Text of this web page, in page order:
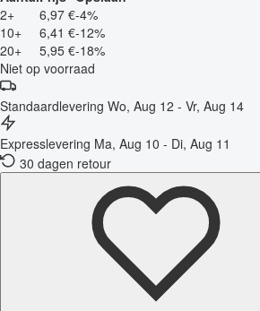
2+
6,97 €-4%
10+
6,41 €-12%
20+
5,95 €-18%
Niet op voorraad
Standaardlevering Wo, Aug 12 - Vr, Aug 14
Expresslevering Ma, Aug 10 - Di, Aug 11
30 dagen retour